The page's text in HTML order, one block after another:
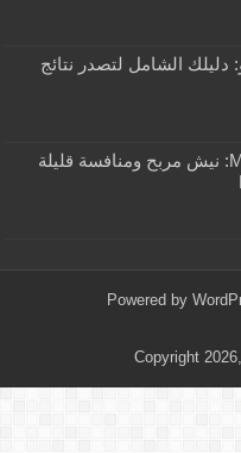
الشامل لتصدر نتائج
Math Pyramid Puzzle: نيش مربح ومنافسة قليلة
Powered by